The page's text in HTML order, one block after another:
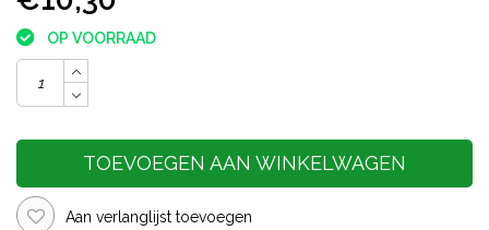
OP VOORRAAD
TOEVOEGEN AAN WINKELWAGEN
Aan verlanglijst toevoegen